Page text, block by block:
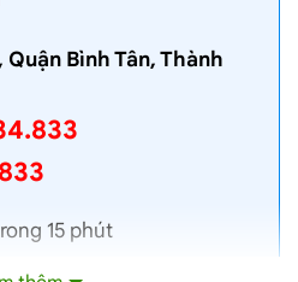
Bình Tân, Thành
15 phút